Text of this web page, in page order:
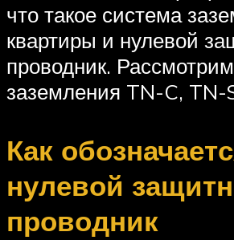
что такое система
квартиры и нулевой
проводник.
заземления TN-C, TN-
Как
нулевой
проводник